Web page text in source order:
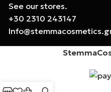
See our stores.
+30 2310 243147